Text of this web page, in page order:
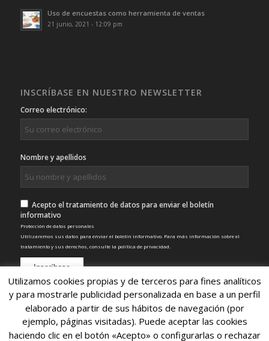
Uso de encuestas como herramienta de ventas
21 junio, 2021 - 12:09 pm
INSCRÍBASE EN NUESTRO NEWSLETTER
Correo electrónico:
Nombre y apellidos
Acepto el tratamiento de datos para enviar el boletín
informativo
Protección de datos personales
Utilizaremos sus datos para enviar el boletín informativo. Para más información sobre el
tratamiento y sus derechos, consulte la política de privacidad
Utilizamos cookies propias y de terceros para fines analíticos
y para mostrarle publicidad personalizada en base a un perfil
elaborado a partir de sus hábitos de navegación (por
ejemplo, páginas visitadas). Puede aceptar las cookies
haciendo clic en el botón «Acepto» o configurarlas o rechazar